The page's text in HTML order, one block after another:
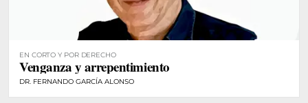
EN CORTO Y POR DERECHO
Venganza y arrepentimiento
DR. FERNANDO GARCÍA ALONSO